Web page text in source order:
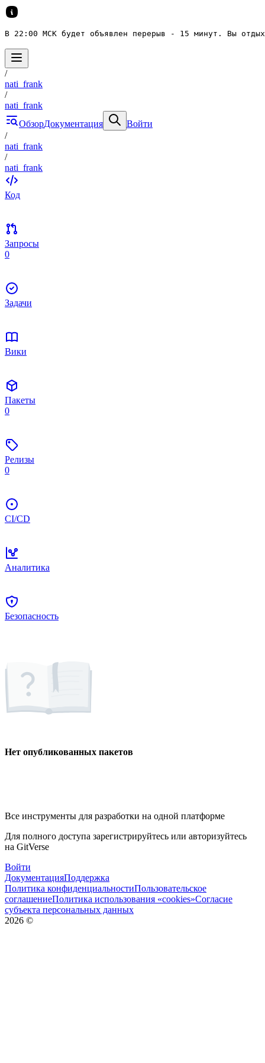
В 22:00 МСК будет объявлен перерыв - 15 минут. Вы
/
nati_frank
/
nati_frank
ОбзорДокументация
Войти
/
nati_frank
/
nati_frank
Код
Запросы
0
Задачи
Вики
Пакеты
0
Релизы
0
CI/CD
Аналитика
Безопасность
Нет опубликованных пакетов
Все инструменты для разработки на одной платформе
Для полного доступа зарегистрируйтесь или авторизуйтесь
на GitVerse
Войти
ДокументацияПоддержка
Политика конфиденциальностиПользовательское
соглашениеПолитика использования «cookies»Согласие
субъекта персональных данных
2026 ©